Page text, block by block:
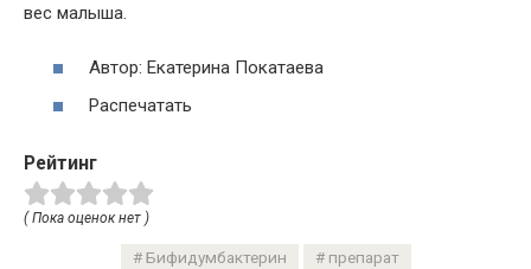
вес малыша.
Автор: Екатерина Покатаева
Распечатать
Рейтинг
( Пока оценок нет )
Бифидумбактерин препарат